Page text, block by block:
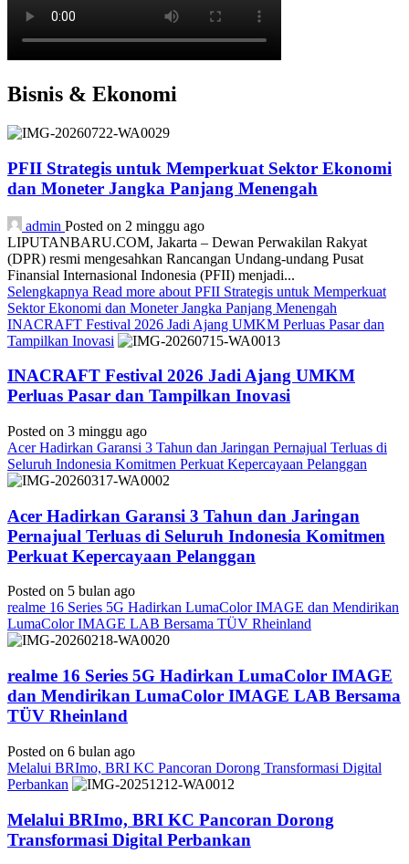
Bisnis & Ekonomi
PFII Strategis untuk Memperkuat Sektor Ekonomi
dan Moneter Jangka Panjang Menengah
admin Posted on 2 minggu ago
LIPUTANBARU.COM, Jakarta – Dewan Perwakilan Rakyat
(DPR) resmi mengesahkan Rancangan Undang-undang Pusat
Finansial Internasional Indonesia (PFII) menjadi...
Selengkapnya Read more about PFII Strategis untuk Memperkuat
Sektor Ekonomi dan Moneter Jangka Panjang Menengah
INACRAFT Festival 2026 Jadi Ajang UMKM Perluas Pasar dan
Tampilkan Inovasi
INACRAFT Festival 2026 Jadi Ajang UMKM
Perluas Pasar dan Tampilkan Inovasi
Posted on 3 minggu ago
Acer Hadirkan Garansi 3 Tahun dan Jaringan Pernajual Terluas di
Seluruh Indonesia Komitmen Perkuat Kepercayaan Pelanggan
Acer Hadirkan Garansi 3 Tahun dan Jaringan
Pernajual Terluas di Seluruh Indonesia Komitmen
Perkuat Kepercayaan Pelanggan
Posted on 5 bulan ago
realme 16 Series 5G Hadirkan LumaColor IMAGE dan Mendirikan
LumaColor IMAGE LAB Bersama TÜV Rheinland
realme 16 Series 5G Hadirkan LumaColor IMAGE
dan Mendirikan LumaColor IMAGE LAB Bersama
TÜV Rheinland
Posted on 6 bulan ago
Melalui BRImo, BRI KC Pancoran Dorong Transformasi Digital
Perbankan
Melalui BRImo, BRI KC Pancoran Dorong
Transformasi Digital Perbankan